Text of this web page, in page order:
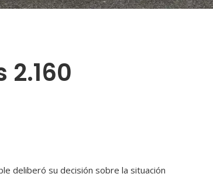
deliberó su decisión sobre la situación